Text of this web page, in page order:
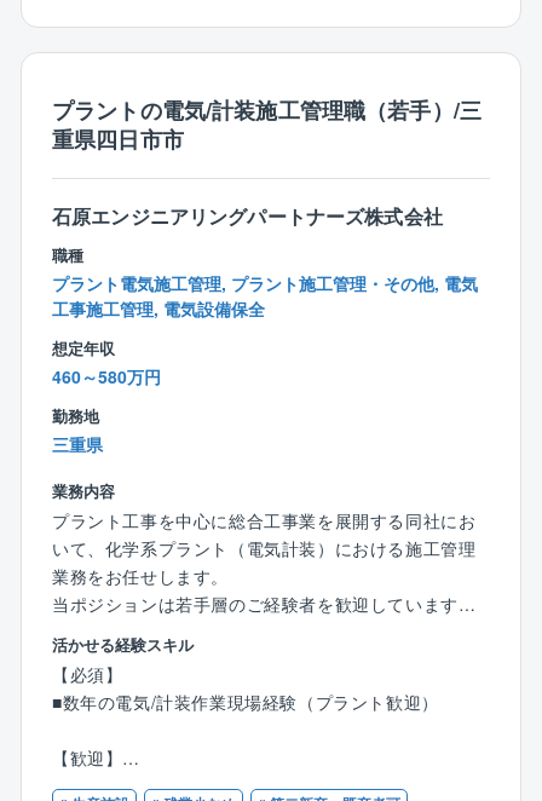
設、改修、メンテナンスの受注があり、経営も安定し
ています。
なりますが、必要に応じて客先に行くこともありま
す。
ト」が完成していくのを見る喜びを得られます。
【充実の資格支援制度】
資格受験料の支給、受験のための講習会費用も負担し
ます。また不定期ですが、部署での勉強会も開催して
おり、スキルアップが目指せます。
【組織構成】
設計部設計グループには、18名（本部長、部長、副部
名）が在籍しています。
【プラントについて】
顧客のニーズに応じたプラントを設計し自社工場で製
作、現地での据え付け・配管などの機械工事を行って
います。
プラント設備の設計段階では、経験豊富な専門技術集
団が最新の技術を駆使して、効率的な設計を実現。ま
し、お客様の要望にお応えします。
プラントの電気/計装施工管理職（若手）/三
重県四日市市
石原エンジニアリングパートナーズ株式会社
職種
プラント電気施工管理, プラント施工管理・その他, 電気
工事施工管理, 電気設備保全
想定年収
460～580万円
勤務地
三重県
業務内容
プラント工事を中心に総合工事業を展開する同社にお
いて、化学系プラント（電気計装）における施工管理
業務をお任せします。
当ポジションは若手層のご経験者を歓迎しています！
【業務詳細】
東ソー、高純度シリコン、三菱ガス化学、古河電気工
業等の工場向けプラント施工管理業務全般をお任せし
理／納期管理／計画立案／受注／見積りの作成などで
活かせる経験スキル
【必須】
■数年の電気/計装作業現場経験（プラント歓迎）
【歓迎】
■1級、2級電気工事施工管理技士